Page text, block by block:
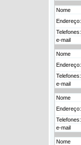
Nome
Endereço:
Telefones:
e-mail
Nome
Endereço:
Telefones:
e-mail
Nome
Endereço:
Telefones:
e-mail
Nome